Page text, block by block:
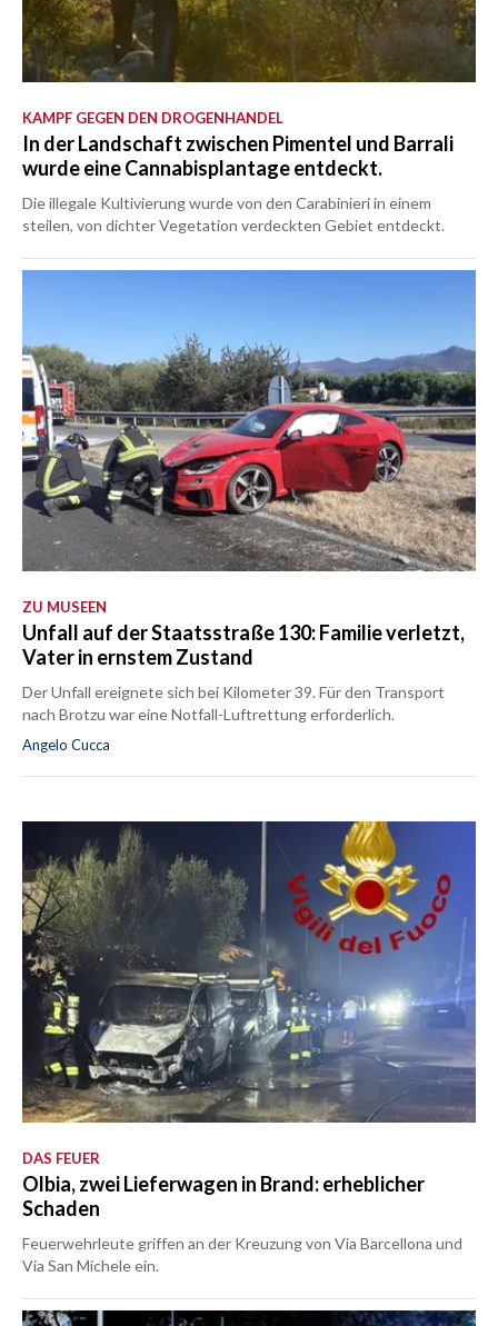
KAMPF GEGEN DEN DROGENHANDEL
In der Landschaft zwischen Pimentel und Barrali
wurde eine Cannabisplantage entdeckt.
Die illegale Kultivierung wurde von den Carabinieri in einem
steilen, von dichter Vegetation verdeckten Gebiet entdeckt.
ZU MUSEEN
Unfall auf der Staatsstraße 130: Familie verletzt,
Vater in ernstem Zustand
Der Unfall ereignete sich bei Kilometer 39. Für den Transport
nach Brotzu war eine Notfall-Luftrettung erforderlich.
Angelo Cucca
DAS FEUER
Olbia, zwei Lieferwagen in Brand: erheblicher
Schaden
Feuerwehrleute griffen an der Kreuzung von Via Barcellona und
Via San Michele ein.